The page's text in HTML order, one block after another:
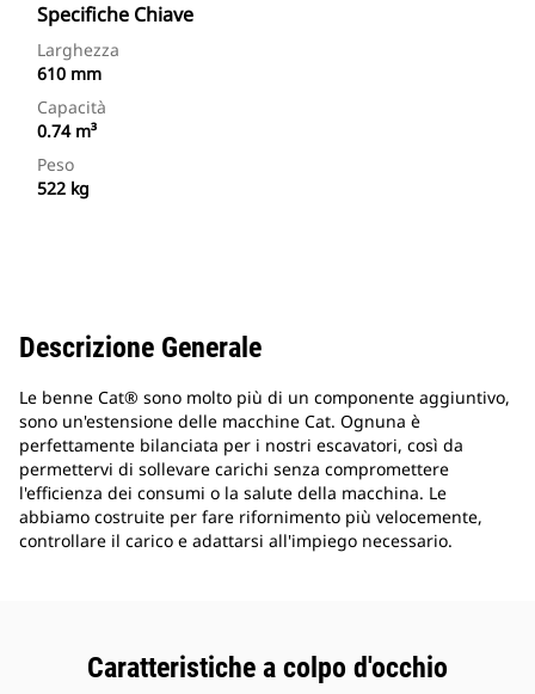
Specifiche Chiave
Larghezza
610 mm
Capacità
0.74 m³
Peso
522 kg
Descrizione Generale
Le benne Cat® sono molto più di un componente aggiuntivo,
sono un'estensione delle macchine Cat. Ognuna è
perfettamente bilanciata per i nostri escavatori, così da
permettervi di sollevare carichi senza compromettere
l'efficienza dei consumi o la salute della macchina. Le
abbiamo costruite per fare rifornimento più velocemente,
controllare il carico e adattarsi all'impiego necessario.
Caratteristiche a colpo d'occhio